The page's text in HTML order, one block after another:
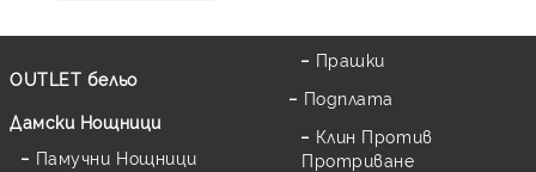
OUTLET бельо
Дамски Нощници
Памучни Нощници
Прашки
Подплата
Клин Против
Протриване